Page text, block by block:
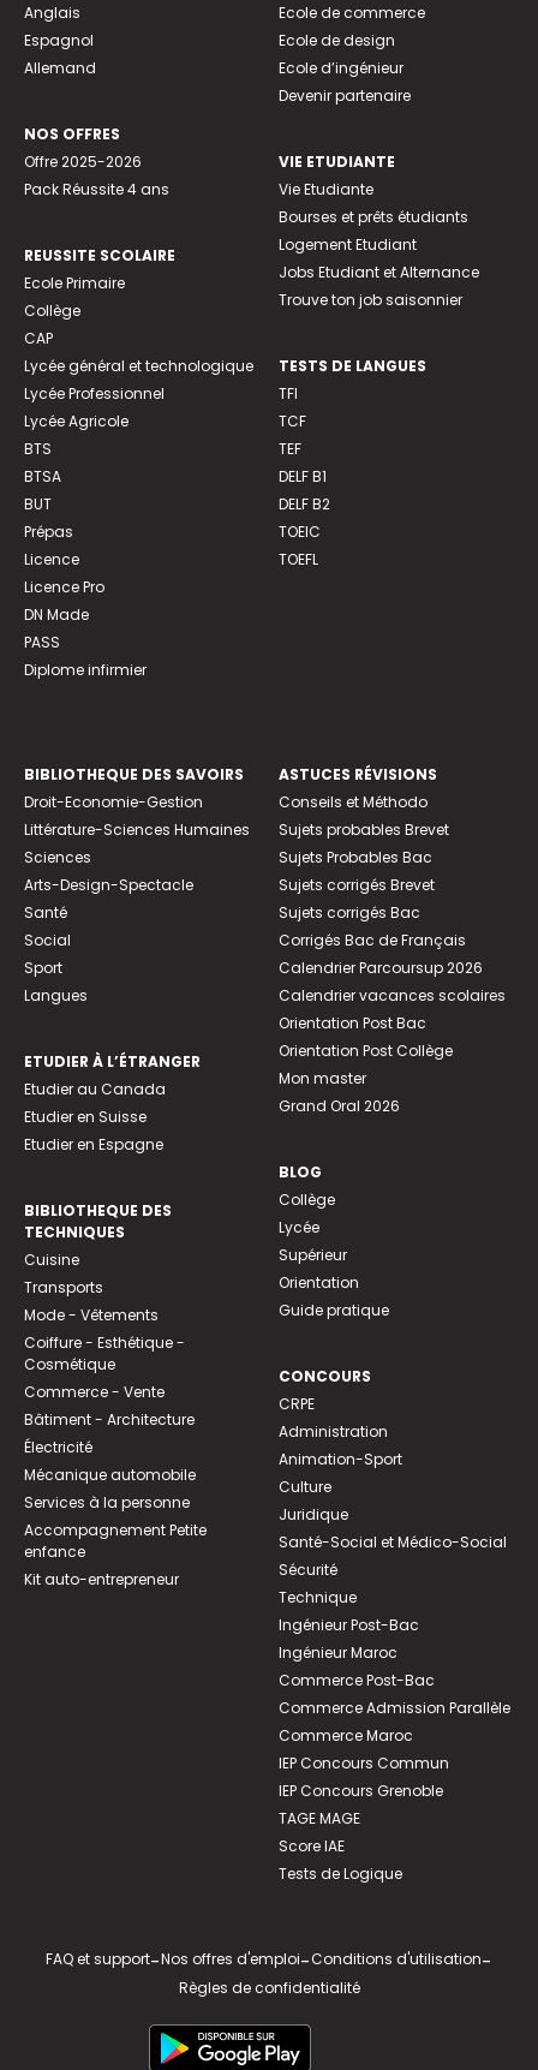
Anglais
Espagnol
Allemand
NOS OFFRES
Offre 2025-2026
Pack Réussite 4 ans
REUSSITE SCOLAIRE
Ecole Primaire
Collège
CAP
Lycée général et technologique
Lycée Professionnel
Lycée Agricole
BTS
BTSA
BUT
Prépas
Licence
Licence Pro
DN Made
PASS
Diplome infirmier
Ecole de commerce
Ecole de design
Ecole d’ingénieur
Devenir partenaire
VIE ETUDIANTE
Vie Etudiante
Bourses et prêts étudiants
Logement Etudiant
Jobs Etudiant et Alternance
Trouve ton job saisonnier
TESTS DE LANGUES
TFI
TCF
TEF
DELF B1
DELF B2
TOEIC
TOEFL
BIBLIOTHEQUE DES SAVOIRS
Droit-Economie-Gestion
Littérature-Sciences Humaines
Sciences
Arts-Design-Spectacle
Santé
Social
Sport
Langues
ETUDIER À L’ÉTRANGER
Etudier au Canada
Etudier en Suisse
Etudier en Espagne
BIBLIOTHEQUE DES
TECHNIQUES
Cuisine
Transports
Mode - Vêtements
Coiffure - Esthétique -
Cosmétique
Commerce - Vente
Bâtiment - Architecture
Électricité
Mécanique automobile
Services à la personne
Accompagnement Petite
enfance
Kit auto-entrepreneur
ASTUCES RÉVISIONS
Conseils et Méthodo
Sujets probables Brevet
Sujets Probables Bac
Sujets corrigés Brevet
Sujets corrigés Bac
Corrigés Bac de Français
Calendrier Parcoursup 2026
Calendrier vacances scolaires
Orientation Post Bac
Orientation Post Collège
Mon master
Grand Oral 2026
BLOG
Collège
Lycée
Supérieur
Orientation
Guide pratique
CONCOURS
CRPE
Administration
Animation-Sport
Culture
Juridique
Santé-Social et Médico-Social
Sécurité
Technique
Ingénieur Post-Bac
Ingénieur Maroc
Commerce Post-Bac
Commerce Admission Parallèle
Commerce Maroc
IEP Concours Commun
IEP Concours Grenoble
TAGE MAGE
Score IAE
Tests de Logique
FAQ et support-Nos offres d'emploi-Conditions d'utilisation-
Règles de confidentialité